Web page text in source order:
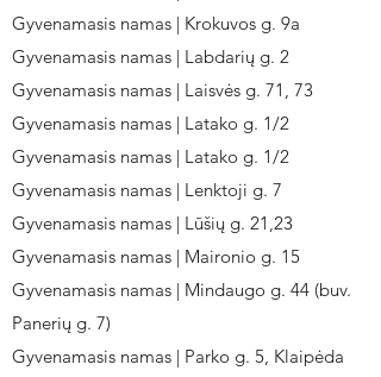
Gyvenamasis namas | Krokuvos g. 9a
Gyvenamasis namas | Labdarių g. 2
Gyvenamasis namas | Laisvės g. 71, 73
Gyvenamasis namas | Latako g. 1/2
Gyvenamasis namas | Latako g. 1/2
Gyvenamasis namas | Lenktoji g. 7
Gyvenamasis namas | Lūšių g. 21,23
Gyvenamasis namas | Maironio g. 15
Gyvenamasis namas | Mindaugo g. 44 (buv.
Panerių g. 7)
Gyvenamasis namas | Parko g. 5, Klaipėda